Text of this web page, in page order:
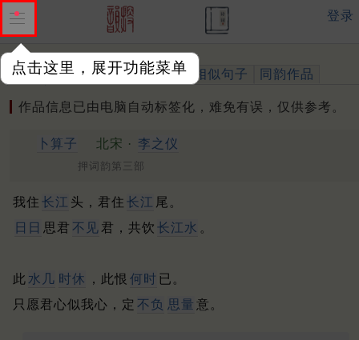
点击这里，展开功能菜单
登录
作品 标注四声 出处、引用 相似句子 同韵作品
作品信息已由电脑自动标签化，难免有误，仅供参考。
卜算子 北宋 · 李之仪
押词韵第三部
我住 长江 头，君住 长江 尾。
日日 思君 不见 君，共饮 长江水 。
此 水几 时休 ，此恨 何时 已。
只愿君心似我心，定 不负 思量 意。